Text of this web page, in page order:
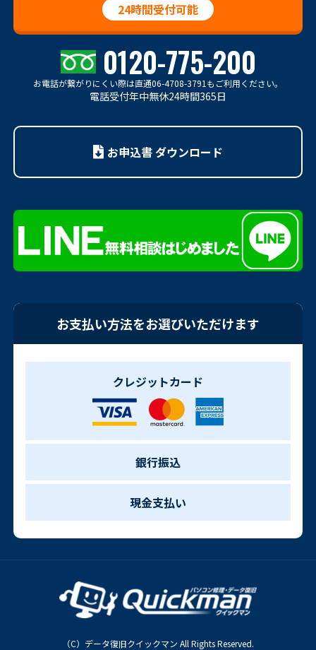
24時間受付可能
0120-775-200
お電話が繋がりにくい際は直通06-4708-3791もご利用ください。
電話受付年中無休24時間365日
お申込書 ダウンロード
お支払い方法をお選びいただけます
クレジットカード
銀行振込
現金支払い
（C）データ復旧クイックマン All Rights Reserved.